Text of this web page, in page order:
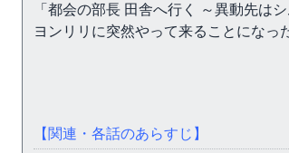
「都会の部長 田舎へ行く ～異動先は
ヨンリリに突然やって来ることになっ
【関連・各話のあらすじ】